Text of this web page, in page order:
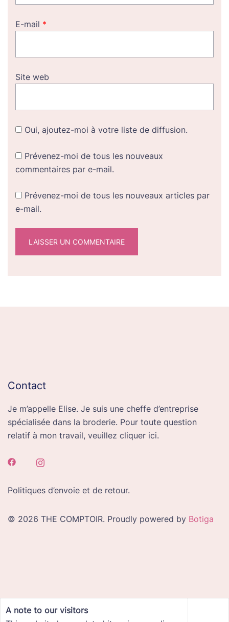
E-mail *
Site web
Oui, ajoutez-moi à votre liste de diffusion.
Prévenez-moi de tous les nouveaux
commentaires par e-mail.
Prévenez-moi de tous les nouveaux articles par
e-mail.
Contact
Je m’appelle Elise. Je suis une cheffe d’entreprise
spécialisée dans la broderie. Pour toute question
relatif à mon travail, veuillez cliquer ici.
Politiques d’envoie et de retour.
© 2026 THE COMPTOIR. Proudly powered by Botiga
A note to our visitors